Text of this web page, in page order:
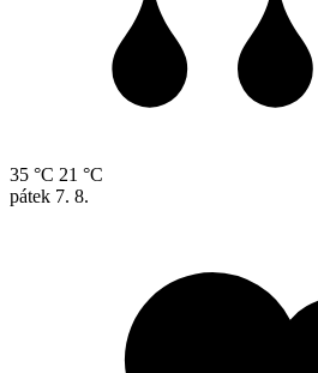
35 °C 21 °C
pátek 7. 8.